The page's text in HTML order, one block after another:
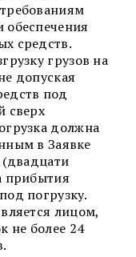
обеспечения
средств.
грузов на
допуская
под
сверх
должна
в Заявке
прибытия
погрузку.
лицом,
не более 24